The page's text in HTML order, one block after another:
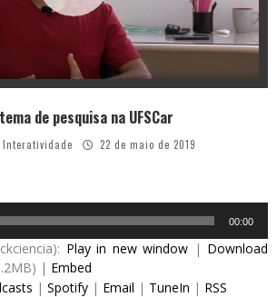
de pesquisa na UFSCar
Interatividade
22 de maio de 2019
00:00
Play in new window | Download
| Embed
| Spotify | Email | TuneIn | RSS